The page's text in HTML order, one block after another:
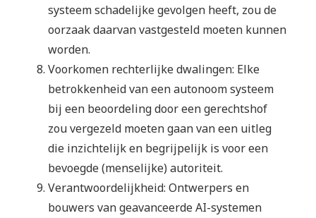
systeem schadelijke gevolgen heeft, zou de
oorzaak daarvan vastgesteld moeten kunnen
worden.
Voorkomen rechterlijke dwalingen: Elke
betrokkenheid van een autonoom systeem
bij een beoordeling door een gerechtshof
zou vergezeld moeten gaan van een uitleg
die inzichtelijk en begrijpelijk is voor een
bevoegde (menselijke) autoriteit.
Verantwoordelijkheid: Ontwerpers en
bouwers van geavanceerde AI-systemen